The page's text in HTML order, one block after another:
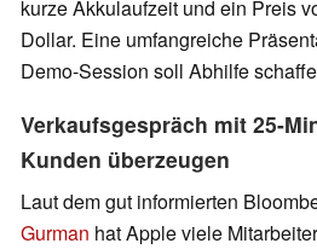
kurze Akkulaufzeit und ein Preis
Dollar. Eine umfangreiche
Demo-Session soll Abhilfe
Verkaufsgespräch mit 25-
Kunden überzeugen
Laut dem gut informierten
Gurman hat Apple viele